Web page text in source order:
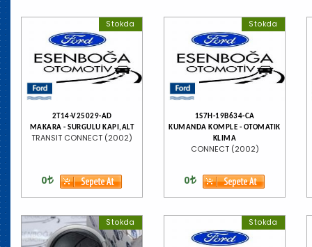
Stokda
2T14-V25029-AD
MAKARA - SURGULU KAPI,ALT
TRANSIT CONNECT (2002)
0
Stokda
1S7H-19B634-CA
KUMANDA KOMPLE - OTOMATIK
KLIMA
CONNECT (2002)
0
Stokda Stokda